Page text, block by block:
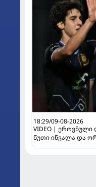
18:29/09-08-2026
VIDEO | ეროვნული
წუთი იწვალა და